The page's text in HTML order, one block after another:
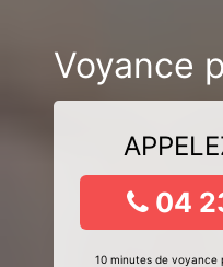
Voyance
04
10 minutes de voyance